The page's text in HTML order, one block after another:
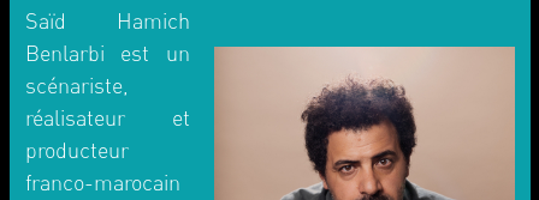
Saïd Hamich
Benlarbi est un
scénariste,
réalisateur et
producteur
franco-marocain